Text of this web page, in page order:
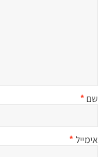
שם*
אימייל *